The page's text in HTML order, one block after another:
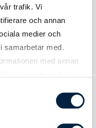
trafik. Vi
och annan
medier och
samarbetar med.
med annan